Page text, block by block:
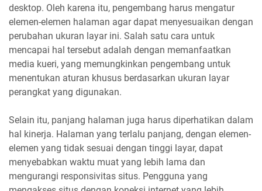
desktop. Oleh karena itu, pengembang harus mengatur
elemen-elemen halaman agar dapat menyesuaikan dengan
perubahan ukuran layar ini. Salah satu cara untuk
mencapai hal tersebut adalah dengan memanfaatkan
media kueri, yang memungkinkan pengembang untuk
menentukan aturan khusus berdasarkan ukuran layar
perangkat yang digunakan.
Selain itu, panjang halaman juga harus diperhatikan dalam
hal kinerja. Halaman yang terlalu panjang, dengan elemen-
elemen yang tidak sesuai dengan tinggi layar, dapat
menyebabkan waktu muat yang lebih lama dan
mengurangi responsivitas situs. Pengguna yang